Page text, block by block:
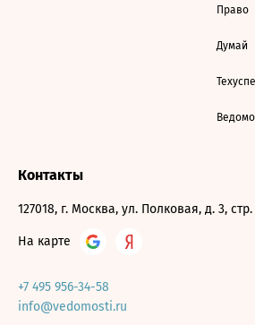
Право
Думай
Контакты
127018, г. Москва, ул. Полковая, д. 3, стр.
На карте
+7 495 956-34-58
info@vedomosti.ru